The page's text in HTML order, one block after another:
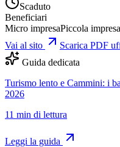
Scaduto
Beneficiari
Micro impresaPiccola impresa
Vai al sito
Scarica PDF
Guida dedicata
Turismo lento e Cammini: i
2026
11 min di lettura
Leggi la guida